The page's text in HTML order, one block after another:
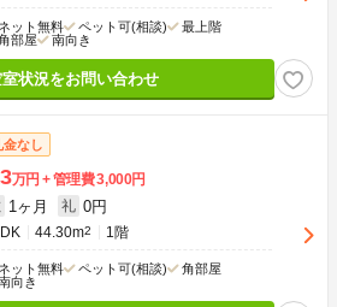
ット無料 ペット可(相談)
最上階
部屋
南向き
室状況をお問い合わせ
金なし
万円 管理費3,000円
1ヶ月 礼 0円
44.30m2 1階
ット無料 ペット可(相談)
角部屋
向き